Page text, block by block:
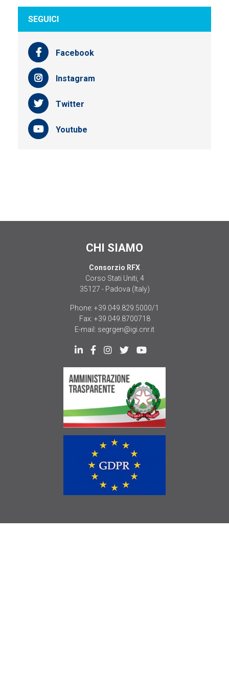
SEGUICI
Facebook
Instagram
Twitter
Youtube
CHI SIAMO
Consorzio RFX
Corso Stati Uniti, 4
35127 - Padova (Italy)
Phone: +39.049.829.5000/1
Fax: +39.049.8700718
E-mail: segrgen@igi.cnr.it